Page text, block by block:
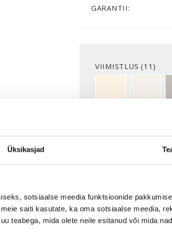
Üksikasjad
sotsiaalse meedia funktsioonide
saiti kasutate, ka oma sotsiaalse meedia,
teabega, mida olete neile esitanud või mida
GARANTII:
VIIMISTLUS (11)
LEIA